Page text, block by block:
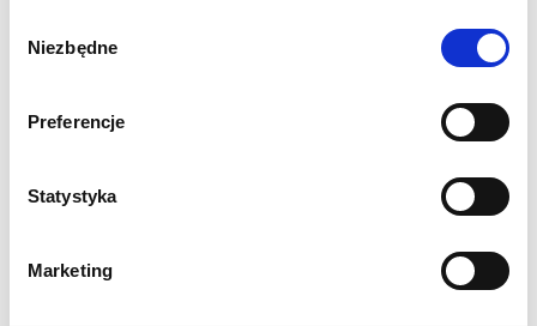
zgody
Niezbędne
Preferencje
Statystyka
Marketing